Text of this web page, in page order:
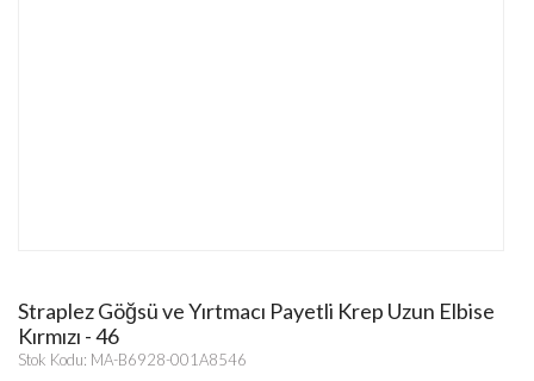
Straplez Göğsü ve Yırtmacı Payetli Krep Uzun Elbise
Kırmızı - 46
Stok Kodu: MA-B6928-001A8546